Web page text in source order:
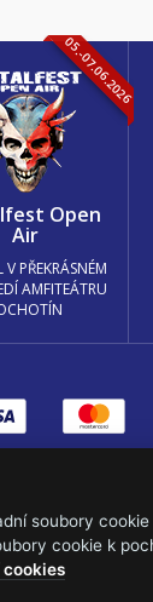
05.-07.06.2026
Open
Air
V PŘEKRÁSNÉM
AMFITEÁTRU
Web s k
soubory
cookie k
cookies